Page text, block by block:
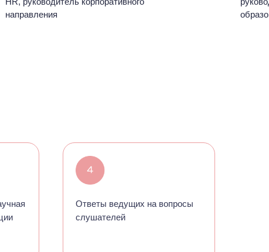
направления
Ответы ведущих на вопросы
слушателей